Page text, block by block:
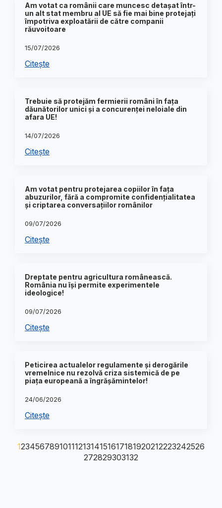
Am votat ca românii care muncesc detașat într-
un alt stat membru al UE să fie mai bine protejați
împotriva exploatării de către companii
răuvoitoare
15/07/2026
Citește
Trebuie să protejăm fermierii români în fața
dăunătorilor unici și a concurenței neloiale din
afara UE!
14/07/2026
Citește
Am votat pentru protejarea copiilor în fața
abuzurilor, fără a compromite confidențialitatea
și criptarea conversațiilor românilor
09/07/2026
Citește
Dreptate pentru agricultura românească.
România nu își permite experimentele
ideologice!
09/07/2026
Citește
Peticirea actualelor regulamente și derogările
vremelnice nu rezolvă criza sistemică de pe
piața europeană a îngrășămintelor!
24/06/2026
Citește
1234567891011121314151617181920212223242526
272829303132